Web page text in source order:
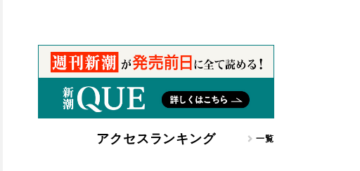
アクセスランキング 一覧